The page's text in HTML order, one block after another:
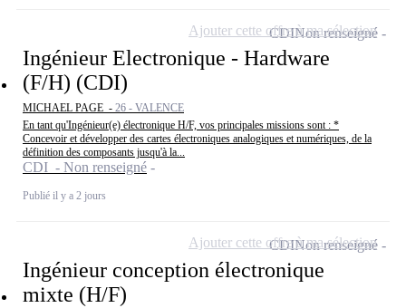
Ingénieur Electronique - Hardware
(F/H) (CDI)
MICHAEL PAGE - 26 - VALENCE
En tant qu'Ingénieur(e) électronique H/F, vos principales missions sont : *
Concevoir et développer des cartes électroniques analogiques et numériques, de la
définition des composants jusqu'à la...
CDI - Non renseigné
Publié il y a 2 jours
CDINon renseigné
Ajouter cette offre à ma sélection
Ingénieur conception électronique
mixte (H/F)
CDINon renseigné
Ajouter cette offre à ma sélection